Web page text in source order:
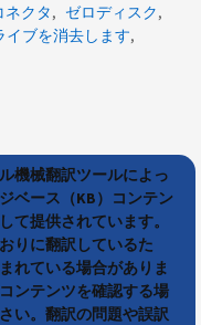
ネクタ
ゼロディスク
イブを消去します
機械翻訳ツールによっ
ベース（KB）コンテン
て提供されています。
りに翻訳しているた
れている場合がありま
ンテンツを確認する場
い。翻訳の問題や誤訳